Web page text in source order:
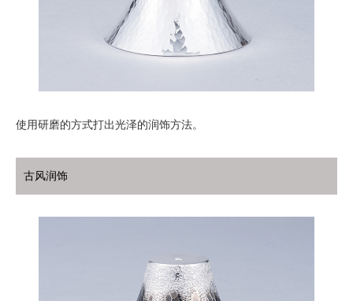
使用研磨的方式打出光泽的润饰方法。
古风润饰